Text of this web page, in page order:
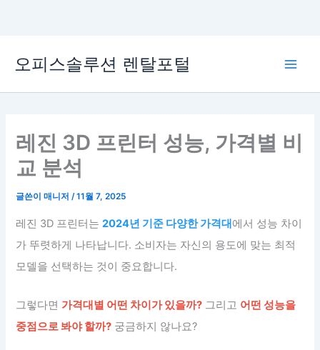
로
오피스솔루션 렌탈포털
레진 3D 프린터 성능, 가격별 비
교 분석
글쓴이매니저 /11월 7, 2025
레진 3D 프린터는2024년 기준 다양한 가격대 에서 성능 차이
가 뚜렷하게 나타납니다. 소비자는 자신의 용도에 맞는 최적
모델을 선택하는 것이 중요합니다.
그렇다면 가격대별 어떤 차이가 있을까? 그리고 어떤 성능을
중점으로 봐야 할까? 궁금하지 않나요?